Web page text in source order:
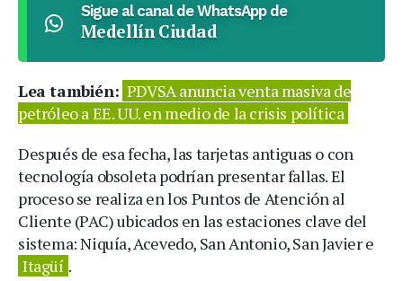
Sigue al canal de WhatsApp de
Medellín Ciudad
Lea también: PDVSA anuncia venta masiva de
petróleo a EE. UU. en medio de la crisis política
Después de esa fecha, las tarjetas antiguas o con
tecnología obsoleta podrían presentar fallas. El
proceso se realiza en los Puntos de Atención al
Cliente (PAC) ubicados en las estaciones clave del
sistema: Niquía, Acevedo, San Antonio, San Javier e
Itagüí .